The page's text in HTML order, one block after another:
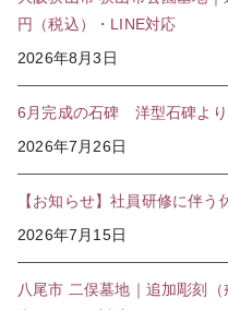
円（税込）・LINE対応
2026年8月3日
6月完成の石碑 洋型石碑より
2026年7月26日
【お知らせ】社員研修に伴う
2026年7月15日
八尾市 二俣墓地｜追加彫刻